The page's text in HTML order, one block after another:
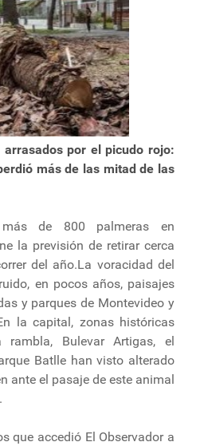
arrasados por el picudo rojo:
más de las mitad de las
de 800 palmeras en
la previsión de retirar cerca
del año.La voracidad del
en pocos años, paisajes
y parques de Montevideo y
la capital, zonas históricas
Bulevar Artigas, el
Batlle han visto alterado
ante el pasaje de este animal
que accedió El Observador a